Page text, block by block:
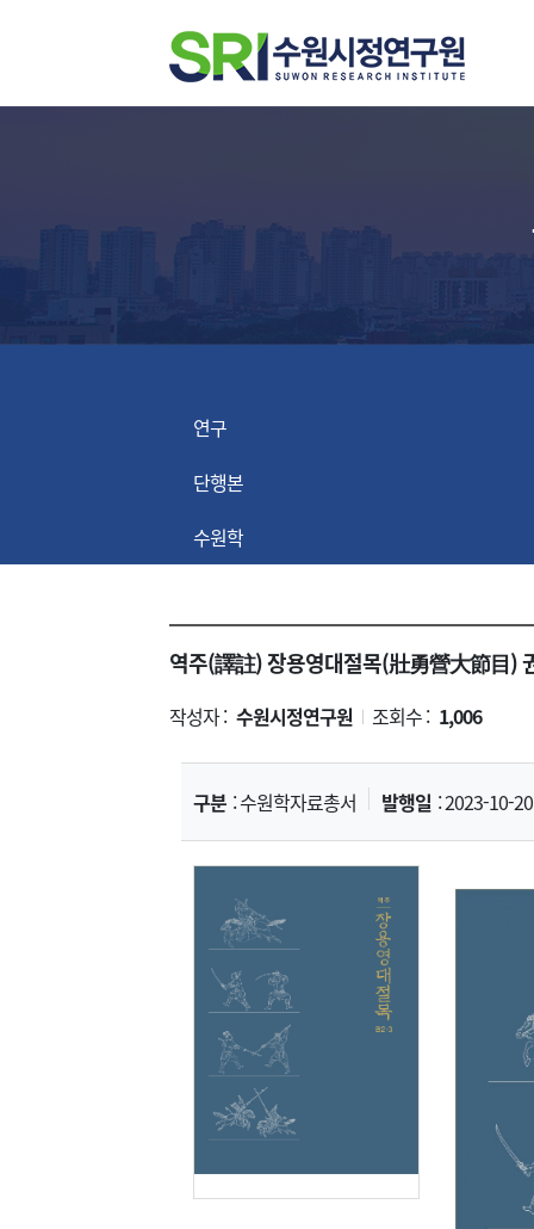
연구
단행본
수원학
역주(譯註) 장용영대절목(壯勇營大節目)
작성자 : 수원시정연구원 | 조회수 : 1,006
구분 : 수원학자료총서 발행일 : 2023-10-20